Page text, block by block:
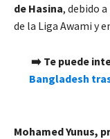
de Hasina, debido
de la Liga Awami y
➡️ Te puede
Bangladesh
Mohamed Yunus,